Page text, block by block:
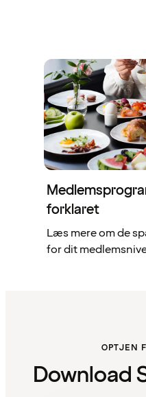
forklaret
Læs mere om de
for dit
OPTJEN
Download